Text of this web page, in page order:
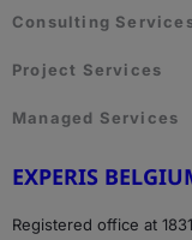
Consulting
Project Services
Managed Services
EXPERIS
Registered office at